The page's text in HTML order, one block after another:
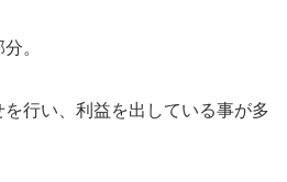
。
行い、利益を出している事が多